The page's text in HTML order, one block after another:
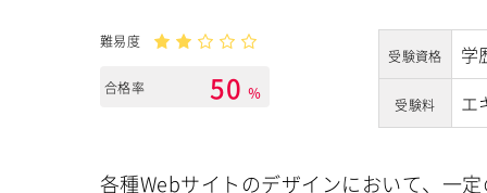
難易度
合格率 50 ％
受験資格 学
受験料 エ
各種Webサイトのデザインにおいて、一